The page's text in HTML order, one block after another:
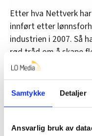
Samtykke Detaljer
Ansvarlig bruk av
Etter hva Nettverk
innført etter
industrien i 2007. Så
rød tråd om å skape
arbeidsliv og familieliv.
arbeidsgivere
kommet til et punkt
hjelp for å bli enige.